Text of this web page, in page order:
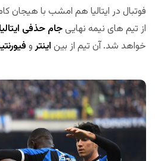
فوتبال در ایتالیا هم امشب با هیجان
از تیم های نیمه نهاییجام حذفی
خواهد شد. آن تیم از بین اینترو